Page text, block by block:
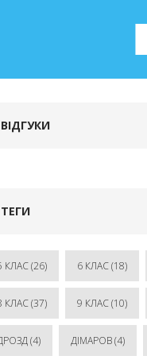
ВІДГУКИ
ТЕГИ
КЛАС(26) 6 КЛАС(18)
КЛАС(37) 9 КЛАС(10)
(4) ДІМАРОВ(4)